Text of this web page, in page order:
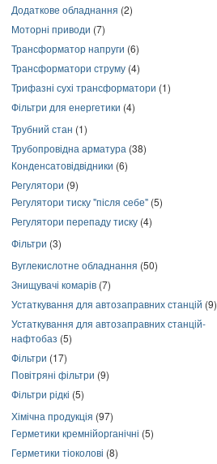
Додаткове обладнання (2)
Моторні приводи (7)
Трансформатор напруги (6)
Трансформатори струму (4)
Трифазні сухі трансформатори (1)
Фільтри для енергетики (4)
Трубний стан (1)
Трубопровідна арматура (38)
Конденсатовідвідники (6)
Регулятори (9)
Регулятори тиску "після себе" (5)
Регулятори перепаду тиску (4)
Фільтри (3)
Вуглекислотне обладнання (50)
Знищувачі комарів (7)
Устаткування для автозаправних станцій (9)
Устаткування для автозаправних станцій-
нафтобаз (5)
Фільтри (17)
Повітряні фільтри (9)
Фільтри рідкі (5)
Хімічна продукція (97)
Герметики кремнійорганічні (5)
Герметики тіоколові (8)